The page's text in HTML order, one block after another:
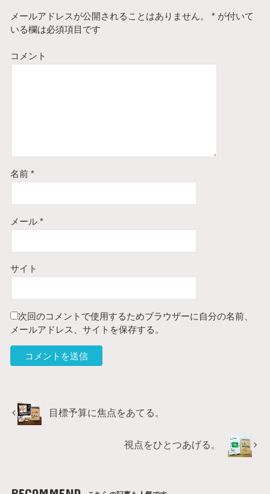
メールアドレスが公開されることはありません。 * が付いて
いる欄は必須項目です
コメント
名前*
メール*
サイト
次回のコメントで使用するためブラウザーに自分の名前、
メールアドレス、サイトを保存する。
目標予算に焦点をあてる。
視点をひとつあげる。